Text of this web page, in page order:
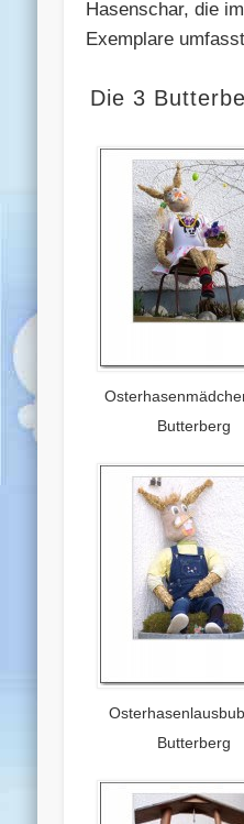
Hasenschar, die
Exemplare
Die 3
Butterberg
Butterberg